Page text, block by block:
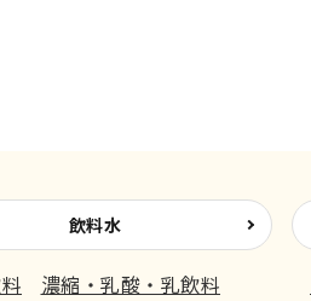
飲料水
濃縮・乳酸・乳飲料